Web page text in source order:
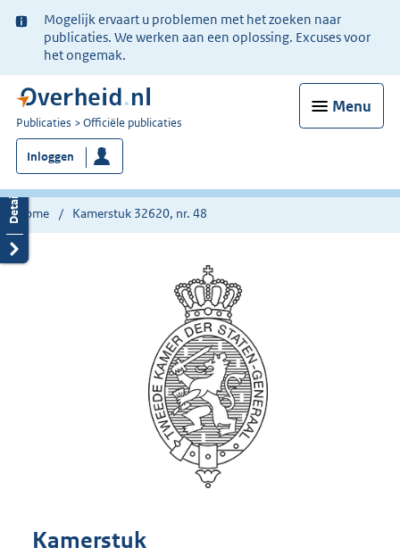
Ter
informatie:
Mogelijk ervaart u problemen met het zoeken naar
publicaties. We werken aan een oplossing. Excuses voor
het ongemak.
Menu
U
bent
nu
hier:
Publicaties Officiële publicaties
Inloggen
Home Kamerstuk 32620, nr. 48
Kamerstuk